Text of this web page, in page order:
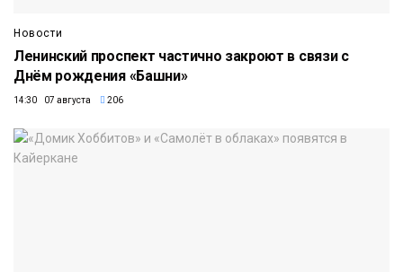
Новости
Ленинский проспект частично закроют в связи с
Днём рождения «Башни»
14:30 07 августа 206